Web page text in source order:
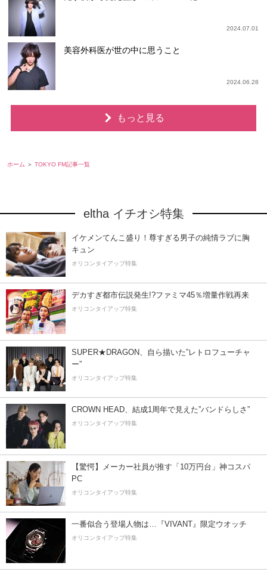
2024.07.01
美容外科医が世の中に思うこと
2024.06.28
もっと見る
ホーム TOKYO FM記事一覧
eltha イチオシ特集
イケメンてんこ盛り！尊すぎる男子の純情ラブに胸
キュン
オリコンタイアップ特集
デカすぎ都市伝説発生!?ファミマ45％増量作戦再来
オリコンタイアップ特集
SUPER★DRAGON、自ら描いた”レトロフューチャ
ー”
オリコンタイアップ特集
CROWN HEAD、結成1周年で見えた”バンドらしさ”
オリコンタイアップ特集
【驚愕】メーカー社員が推す「10万円台」神コスパ
PC
オリコンタイアップ特集
一番似合う登場人物は…『VIVANT』限定ウオッチ
オリコンタイアップ特集